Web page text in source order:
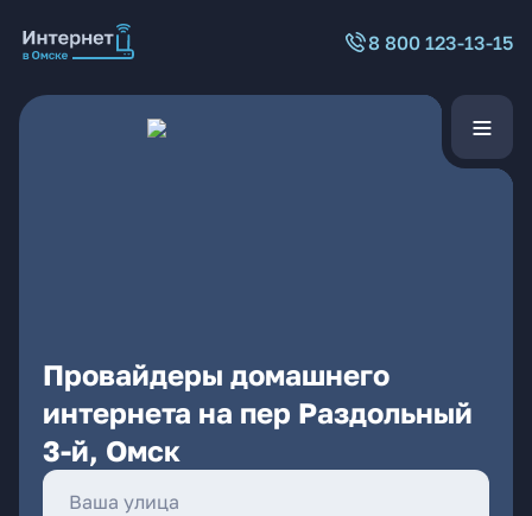
8 800 123-13-15
Провайдеры домашнего
интернета на пер Раздольный
3-й, Омск